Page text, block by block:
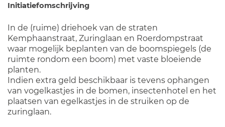
Initiatiefomschrijving
In de (ruime) driehoek van de straten
Kemphaanstraat, Zuringlaan en Roerdompstraat
waar mogelijk beplanten van de boomspiegels (de
ruimte rondom een boom) met vaste bloeiende
planten.
Indien extra geld beschikbaar is tevens ophangen
van vogelkastjes in de bomen, insectenhotel en het
plaatsen van egelkastjes in de struiken op de
zuringlaan.